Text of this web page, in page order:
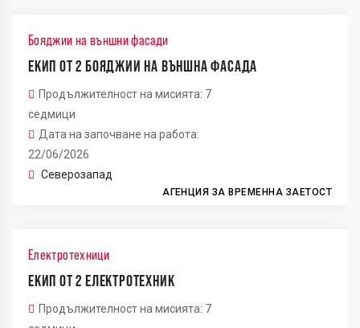
Бояджии на външни фасади
ЕКИП ОТ 2 БОЯДЖИИ НА ВЪНШНА ФАСАДА
Продължителност на мисията: 7
седмици
Дата на започване на работа:
22/06/2026
Северозапад
АГЕНЦИЯ ЗА ВРЕМЕННА ЗАЕТОСТ
Електротехници
ЕКИП ОТ 2 ЕЛЕКТРОТЕХНИК
Продължителност на мисията: 7